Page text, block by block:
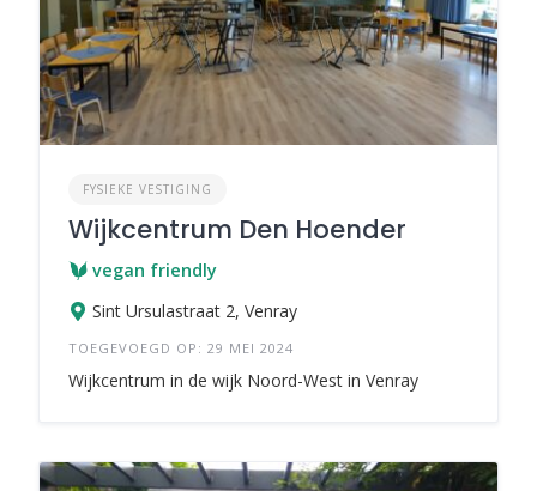
FYSIEKE VESTIGING
Wijkcentrum Den Hoender
vegan friendly
Sint Ursulastraat 2, Venray
TOEGEVOEGD OP: 29 MEI 2024
Wijkcentrum in de wijk Noord-West in Venray